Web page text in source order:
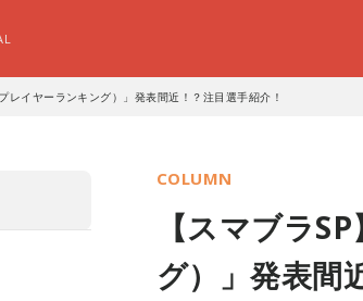
レイヤーランキング）」発表間近！？注目選手紹介！
COLUMN
【スマブラ
グ）」発表間